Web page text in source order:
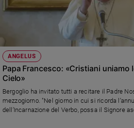
ANGELUS
Papa Francesco: «Cristiani uniamo
Cielo»
Bergoglio ha invitato tutti a recitare il Padre
mezzogiorno. "Nel giorno in cui si ricorda
dell’Incarnazione del Verbo, possa il Signore